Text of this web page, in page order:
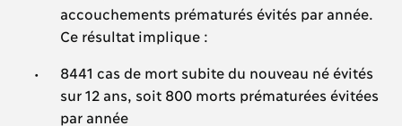
accouchements prématurés évités par année.
Ce résultat implique :
8441 cas de mort subite du nouveau né évités
sur 12 ans, soit 800 morts prématurées évitées
par année